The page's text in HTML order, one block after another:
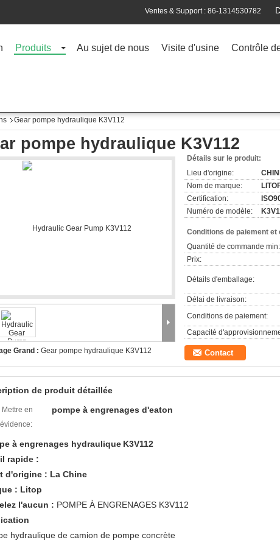
Ventes & Support : 86-1314530782
Produits Au sujet de nous Visite d'usine Contrôle
Gear pompe hydraulique K3V112
pompe hydraulique K3V112
Grand : Gear pompe hydraulique K3V112
Détails sur le produit:
Lieu d'origine:
Nom de marque:
Certification:
Numéro de modèle:
Conditions de paiement et
Quantité de commande min:
Prix:
Détails d'emballage:
Délai de livraison:
Conditions de paiement:
Capacité
Contact
de produit détaillée
Mettre en
évidence:
pompe à engrenages d'eaton
à engrenages hydraulique K3V112
rapide :
d'origine : La Chine
: Litop
l'aucun : POMPE À ENGRENAGES K3V112
hydraulique de camion de pompe concrète